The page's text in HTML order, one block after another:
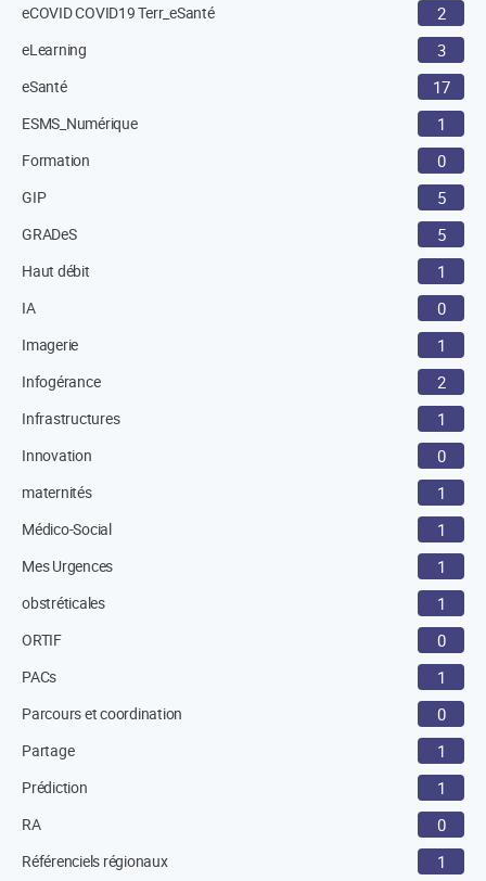
eCOVID COVID19 Terr_eSanté 2
eLearning 3
eSanté 17
ESMS_Numérique 1
Formation 0
GIP 5
GRADeS 5
Haut débit 1
IA 0
Imagerie 1
Infogérance 2
Infrastructures 1
Innovation 0
maternités 1
Médico-Social 1
Mes Urgences 1
obstréticales 1
ORTIF 0
PACs 1
Parcours et coordination 0
Partage 1
Prédiction 1
RA 0
Référenciels régionaux 1